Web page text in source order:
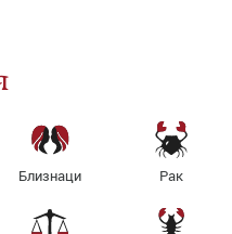
Близнаци Рак